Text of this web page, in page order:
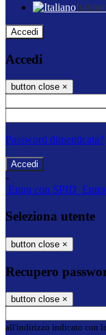
Accedi
Accedi
button close ×
Password dimenticata?
-
Entra con SPID
Seleziona utente
button close ×
Recupero
button close ×
all'indirizzo indicato con